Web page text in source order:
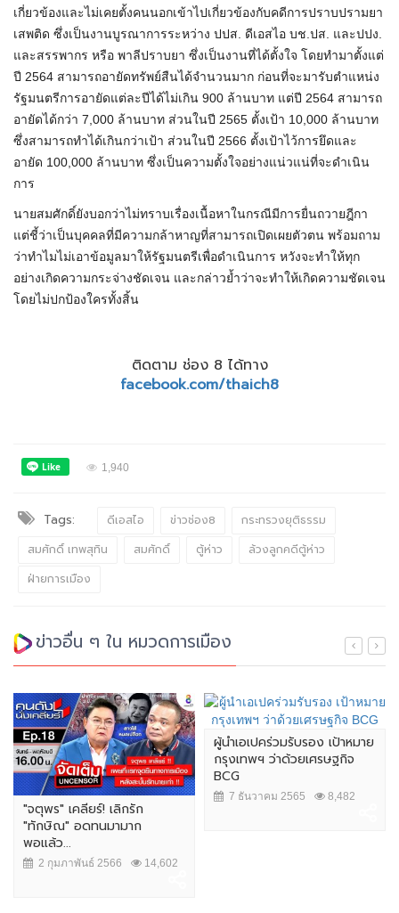
เกี่ยวข้องและไม่เคยตั้งคนนอกเข้าไปเกี่ยวข้องกับคดีการปราบปรามยา
เสพติด ซึ่งเป็นงานบูรณาการระหว่าง ปปส. ดีเอสไอ บช.ปส. และปปง.
และสรรพากร หรือ พาลีปราบยา ซึ่งเป็นงานที่ได้ตั้งใจ โดยทำมาตั้งแต่
ปี 2564 สามารถอายัดทรัพย์สืนได้จำนวนมาก ก่อนที่จะมารับตำแหน่ง
รัฐมนตรีการอายัดแต่ละปีได้ไม่เกิน 900 ล้านบาท แต่ปี 2564 สามารถ
อายัดได้กว่า 7,000 ล้านบาท ส่วนในปี 2565 ตั้งเป้า 10,000 ล้านบาท
ซึ่งสามารถทำได้เกินกว่าเป้า ส่วนในปี 2566 ตั้งเป้าไว้การยึดและ
อายัด 100,000 ล้านบาท ซึ่งเป็นความตั้งใจอย่างแน่วแน่ที่จะดำเนิน
การ
นายสมศักดิ์ยังบอกว่าไม่ทราบเรื่องเนื้อหาในกรณีมีการยื่นถวายฎีกา
แต่ชี้ว่าเป็นบุคคลที่มีความกล้าหาญที่สามารถเปิดเผยตัวตน พร้อมถาม
ว่าทำไมไม่เอาข้อมูลมาให้รัฐมนตรีเพื่อดำเนินการ หวังจะทำให้ทุก
อย่างเกิดความกระจ่างชัดเจน และกล่าวย้ำว่าจะทำให้เกิดความชัดเจน
โดยไม่ปกป้องใครทั้งสิ้น
ติดตาม ช่อง 8 ได้ทาง
facebook.com/thaich8
1,940
Tags: ดีเอสไอ ข่าวช่อง8
กระทรวงยุติธรรม
สมศักดิ์ เทพสุทิน
สมศักดิ์ ตู้ห่าว
ล้วงลูกคดีตู้ห่าว
ฝ่ายการเมือง
ข่าวอื่น ๆ ใน หมวดการเมือง
"จตุพร" เคลียร์! เลิกรัก
"ทักษิณ" อดทนมามาก
พอแล้ว...
2 กุมภาพันธ์ 2566 14,602
ผู้นำเอเปคร่วมรับรอง เป้าหมาย
กรุงเทพฯ ว่าด้วยเศรษฐกิจ
BCG
7 ธันวาคม 2565 8,482